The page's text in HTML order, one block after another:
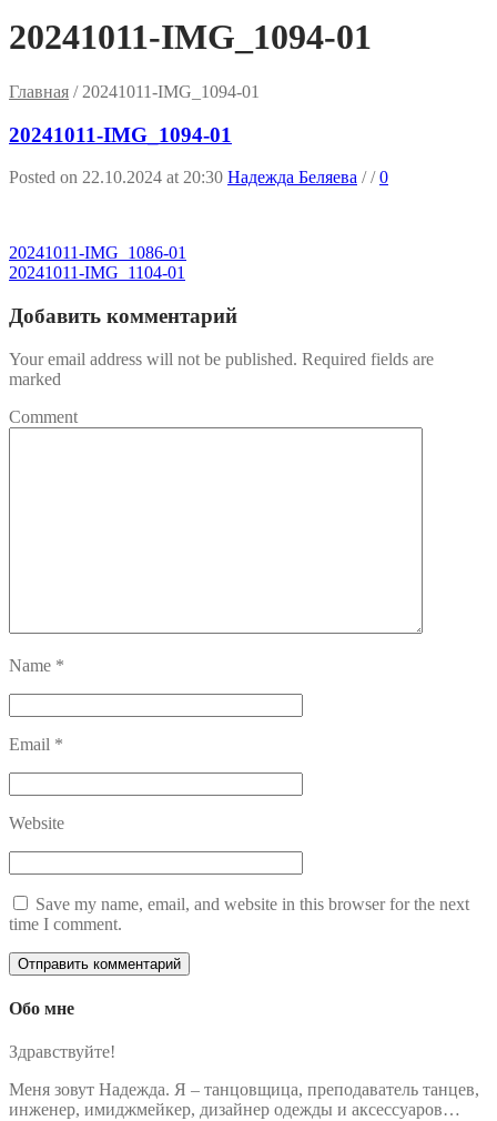
20241011-IMG_1094-01
Главная / 20241011-IMG_1094-01
20241011-IMG_1094-01
Posted on 22.10.2024 at 20:30 Надежда Беляева //0
20241011-IMG_1086-01
20241011-IMG_1104-01
Добавить комментарий
Your email address will not be published. Required fields are
marked
Comment
Name *
Email *
Website
Save my name, email, and website in this browser for the next
time I comment.
Обо мне
Здравствуйте!
Меня зовут Надежда. Я – танцовщица, преподаватель танцев,
инженер, имиджмейкер, дизайнер одежды и аксессуаров…